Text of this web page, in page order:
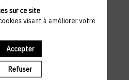
sur ce site
visant à améliorer votre
Accepter
Refuser